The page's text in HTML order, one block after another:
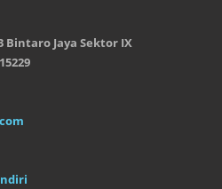
Bintaro Jaya Sektor IX